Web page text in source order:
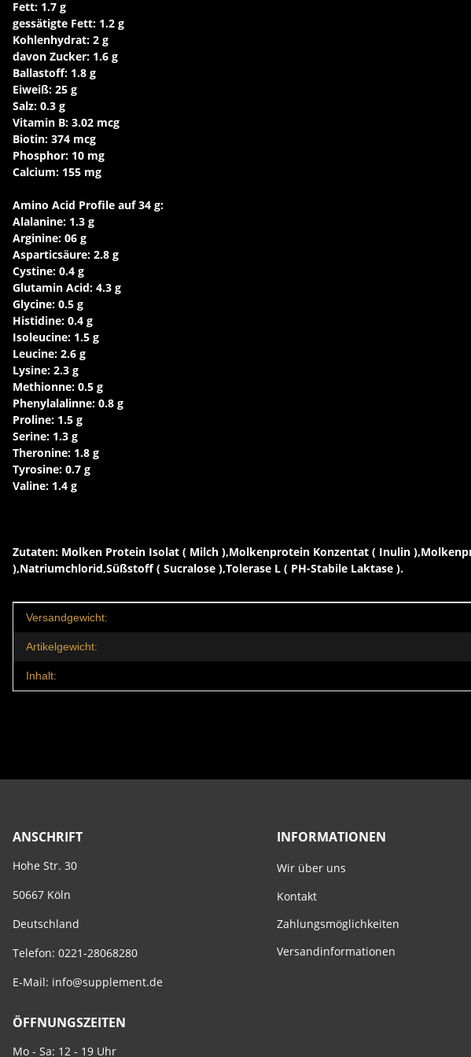
Fett: 1.7 g
gessätigte Fett: 1.2 g
Kohlenhydrat: 2 g
davon Zucker: 1.6 g
Ballastoff: 1.8 g
Eiweiß: 25 g
Salz: 0.3 g
Vitamin B: 3.02 mcg
Biotin: 374 mcg
Phosphor: 10 mg
Calcium: 155 mg
Amino Acid Profile auf 34 g:
Alalanine: 1.3 g
Arginine: 06 g
Asparticsäure: 2.8 g
Cystine: 0.4 g
Glutamin Acid: 4.3 g
Glycine: 0.5 g
Histidine: 0.4 g
Isoleucine: 1.5 g
Leucine: 2.6 g
Lysine: 2.3 g
Methionne: 0.5 g
Phenylalalinne: 0.8 g
Proline: 1.5 g
Serine: 1.3 g
Theronine: 1.8 g
Tyrosine: 0.7 g
Valine: 1.4 g
Zutaten: Molken Protein Isolat ( Milch ),Molkenprotein Konzentat ( Inulin
),Natriumchlorid,Süßstoff ( Sucralose ),Tolerase L ( PH-Stabile Laktase ).
Produkteigenschaft
Wert
Versandgewicht:
Artikelgewicht:
Inhalt:
ANSCHRIFT
Hohe Str. 30
50667 Köln
Deutschland
Telefon: 0221-28068280
E-Mail: info@supplement.de
ÖFFNUNGSZEITEN
Mo - Sa: 12 - 19 Uhr
INFORMATIONEN
Wir über uns
Kontakt
Zahlungsmöglichkeiten
Versandinformationen